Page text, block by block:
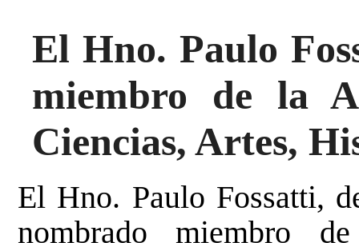
El Hno. Paulo
miembro de la
Ciencias, Artes,
El Hno. Paulo Fossatti,
nombrado miembro